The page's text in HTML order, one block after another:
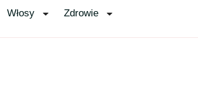
Włosy Zdrowie